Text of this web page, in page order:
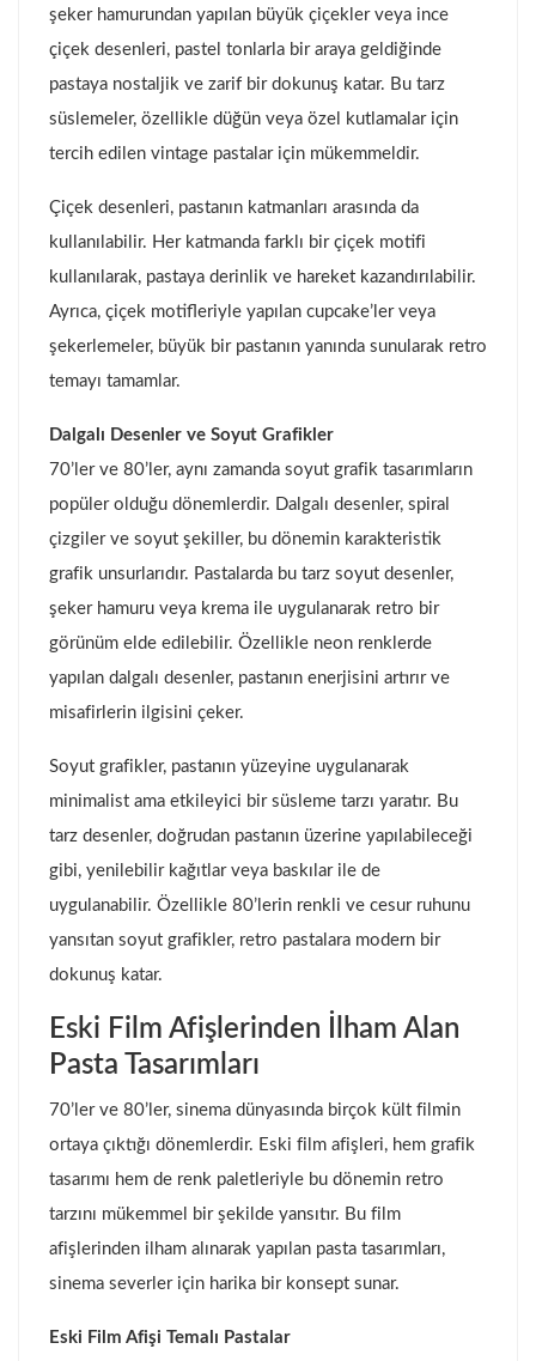
şeker hamurundan yapılan büyük çiçekler veya ince
çiçek desenleri, pastel tonlarla bir araya geldiğinde
pastaya nostaljik ve zarif bir dokunuş katar. Bu tarz
süslemeler, özellikle düğün veya özel kutlamalar için
tercih edilen vintage pastalar için mükemmeldir.
Çiçek desenleri, pastanın katmanları arasında da
kullanılabilir. Her katmanda farklı bir çiçek motifi
kullanılarak, pastaya derinlik ve hareket kazandırılabilir.
Ayrıca, çiçek motifleriyle yapılan cupcake’ler veya
şekerlemeler, büyük bir pastanın yanında sunularak retro
temayı tamamlar.
Dalgalı Desenler ve Soyut Grafikler
70’ler ve 80’ler, aynı zamanda soyut grafik tasarımların
popüler olduğu dönemlerdir. Dalgalı desenler, spiral
çizgiler ve soyut şekiller, bu dönemin karakteristik
grafik unsurlarıdır. Pastalarda bu tarz soyut desenler,
şeker hamuru veya krema ile uygulanarak retro bir
görünüm elde edilebilir. Özellikle neon renklerde
yapılan dalgalı desenler, pastanın enerjisini artırır ve
misafirlerin ilgisini çeker.
Soyut grafikler, pastanın yüzeyine uygulanarak
minimalist ama etkileyici bir süsleme tarzı yaratır. Bu
tarz desenler, doğrudan pastanın üzerine yapılabileceği
gibi, yenilebilir kağıtlar veya baskılar ile de
uygulanabilir. Özellikle 80’lerin renkli ve cesur ruhunu
yansıtan soyut grafikler, retro pastalara modern bir
dokunuş katar.
Eski Film Afişlerinden İlham Alan
Pasta Tasarımları
70’ler ve 80’ler, sinema dünyasında birçok kült filmin
ortaya çıktığı dönemlerdir. Eski film afişleri, hem grafik
tasarımı hem de renk paletleriyle bu dönemin retro
tarzını mükemmel bir şekilde yansıtır. Bu film
afişlerinden ilham alınarak yapılan pasta tasarımları,
sinema severler için harika bir konsept sunar.
Eski Film Afişi Temalı Pastalar